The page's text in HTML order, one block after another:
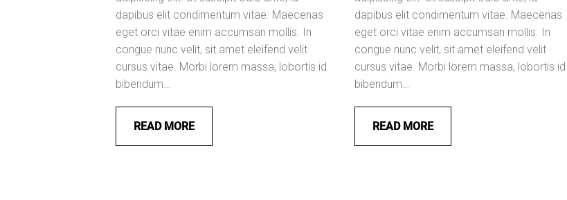
dapibus elit condimentum vitae. Maecenas
eget orci vitae enim accumsan mollis. In
congue nunc velit, sit amet eleifend velit
cursus vitae. Morbi lorem massa, lobortis id
bibendum…
READ MORE
dapibus elit condimentum vitae. Maecenas
eget orci vitae enim accumsan mollis. In
congue nunc velit, sit amet eleifend velit
cursus vitae. Morbi lorem massa, lobortis id
bibendum…
READ MORE